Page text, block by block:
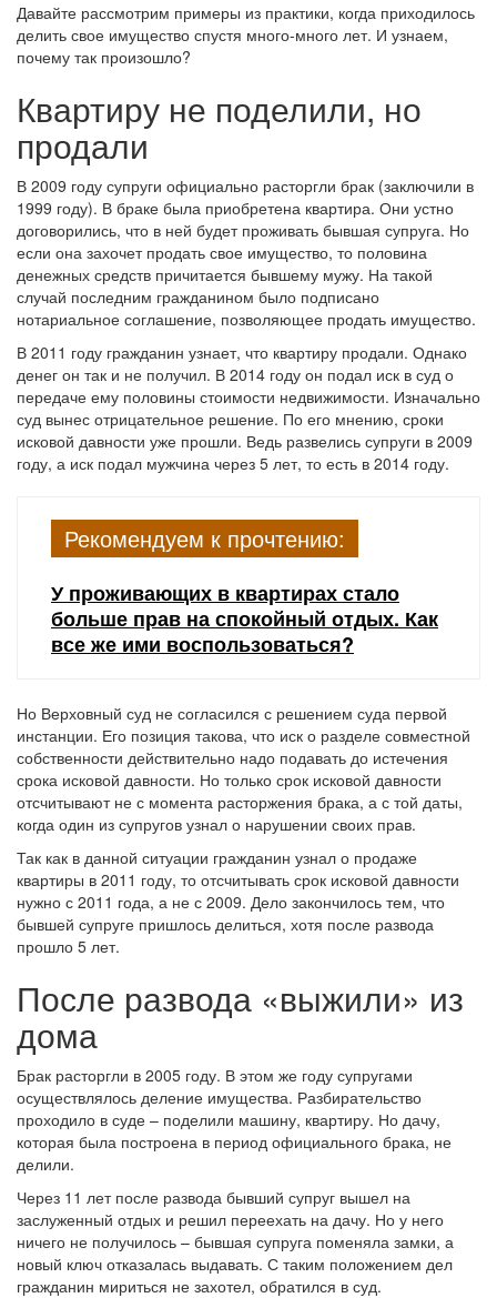
Давайте рассмотрим примеры из практики, когда приходилось
делить свое имущество спустя много-много лет. И узнаем,
почему так произошло?
Квартиру не поделили, но
продали
В 2009 году супруги официально расторгли брак (заключили в
1999 году). В браке была приобретена квартира. Они устно
договорились, что в ней будет проживать бывшая супруга. Но
если она захочет продать свое имущество, то половина
денежных средств причитается бывшему мужу. На такой
случай последним гражданином было подписано
нотариальное соглашение, позволяющее продать имущество.
В 2011 году гражданин узнает, что квартиру продали. Однако
денег он так и не получил. В 2014 году он подал иск в суд о
передаче ему половины стоимости недвижимости. Изначально
суд вынес отрицательное решение. По его мнению, сроки
исковой давности уже прошли. Ведь развелись супруги в 2009
году, а иск подал мужчина через 5 лет, то есть в 2014 году.
Рекомендуем к прочтению:
У проживающих в квартирах стало
больше прав на спокойный отдых. Как
все же ими воспользоваться?
Но Верховный суд не согласился с решением суда первой
инстанции. Его позиция такова, что иск о разделе совместной
собственности действительно надо подавать до истечения
срока исковой давности. Но только срок исковой давности
отсчитывают не с момента расторжения брака, а с той даты,
когда один из супругов узнал о нарушении своих прав.
Так как в данной ситуации гражданин узнал о продаже
квартиры в 2011 году, то отсчитывать срок исковой давности
нужно с 2011 года, а не с 2009. Дело закончилось тем, что
бывшей супруге пришлось делиться, хотя после развода
прошло 5 лет.
После развода «выжили» из
дома
Брак расторгли в 2005 году. В этом же году супругами
осуществлялось деление имущества. Разбирательство
проходило в суде – поделили машину, квартиру. Но дачу,
которая была построена в период официального брака, не
делили.
Через 11 лет после развода бывший супруг вышел на
заслуженный отдых и решил переехать на дачу. Но у него
ничего не получилось – бывшая супруга поменяла замки, а
новый ключ отказалась выдавать. С таким положением дел
гражданин мириться не захотел, обратился в суд.